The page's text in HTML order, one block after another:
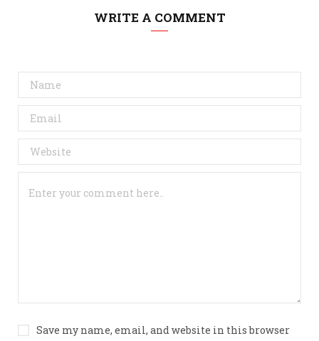
WRITE A COMMENT
Save my name, email, and website in this browser